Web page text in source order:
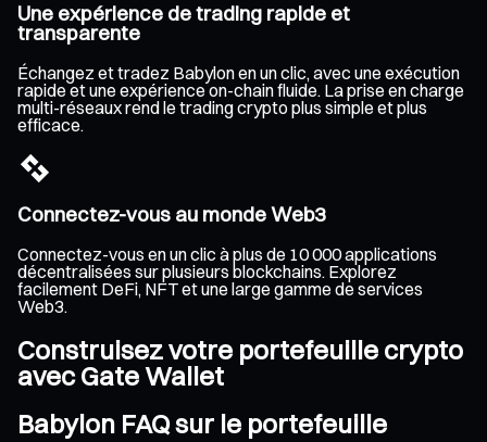
Une expérience de trading rapide et
transparente
Échangez et tradez Babylon en un clic, avec une exécution
rapide et une expérience on-chain fluide. La prise en charge
multi-réseaux rend le trading crypto plus simple et plus
efficace.
Connectez-vous au monde Web3
Connectez-vous en un clic à plus de 10 000 applications
décentralisées sur plusieurs blockchains. Explorez
facilement DeFi, NFT et une large gamme de services
Web3.
Construisez votre portefeuille crypto
avec Gate Wallet
Babylon FAQ sur le portefeuille